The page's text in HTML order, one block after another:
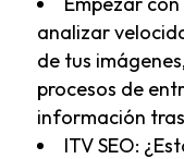
analizar
de tus
procesos de
información
ITV SEO: